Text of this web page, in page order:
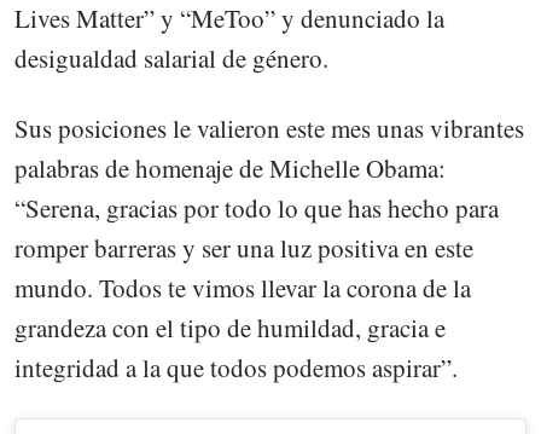
Lives Matter” y “MeToo” y denunciado la
desigualdad salarial de género.
Sus posiciones le valieron este mes unas vibrantes
palabras de homenaje de Michelle Obama:
“Serena, gracias por todo lo que has hecho para
romper barreras y ser una luz positiva en este
mundo. Todos te vimos llevar la corona de la
grandeza con el tipo de humildad, gracia e
integridad a la que todos podemos aspirar”.